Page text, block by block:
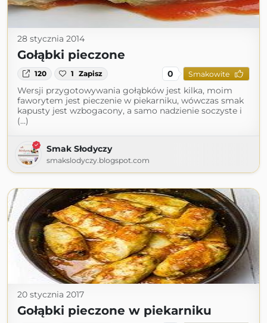
28 stycznia 2014
Gołąbki pieczone
120 1 Zapisz 0 Smakowite
Wersji przygotowywania gołąbków jest kilka, moim
faworytem jest pieczenie w piekarniku, wówczas smak
kapusty jest wzbogacony, a samo nadzienie soczyste i
(...)
Smak Słodyczy
smakslodyczy.blogspot.com
20 stycznia 2017
Gołąbki pieczone w piekarniku